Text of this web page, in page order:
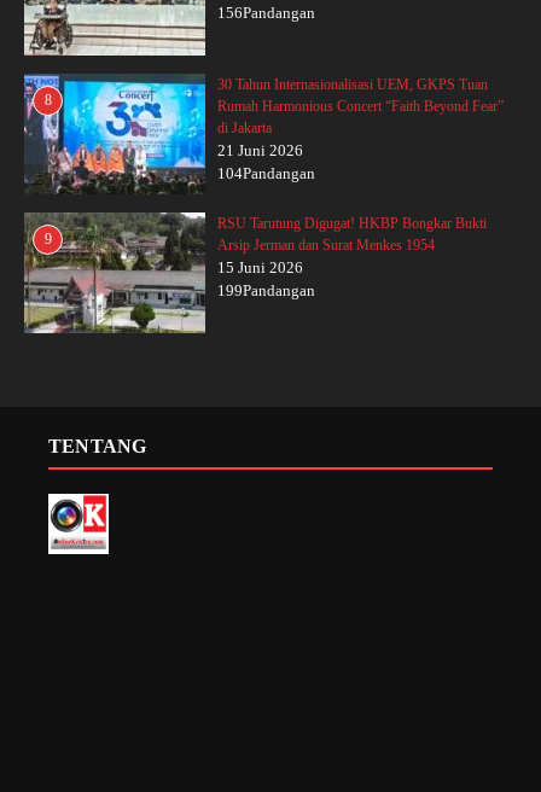
156Pandangan
8
30 Tahun Internasionalisasi UEM, GKPS Tuan
Rumah Harmonious Concert “Faith Beyond Fear”
di Jakarta
21 Juni 2026
104Pandangan
9
RSU Tarutung Digugat! HKBP Bongkar Bukti
Arsip Jerman dan Surat Menkes 1954
15 Juni 2026
199Pandangan
TENTANG